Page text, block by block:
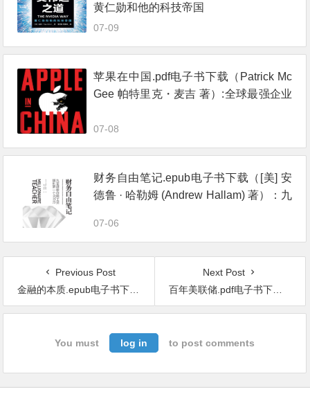
黄仁勋和他的科技帝国
07-09
苹果在中国.pdf电子书下载（Patrick Mc
Gee 帕特里克・麦吉 著）:全球最强企业
07-08
财务自由笔记.epub电子书下载（[美] 安
德鲁 · 哈勒姆 (Andrew Hallam) 著）：九
07-06
Previous Post
金融的本质.epub电子书下载（[美] 本 · 伯南克 (Ben S. Bernanke) 著）：伯南克四讲美联储
Next Post
百年美联储.pdf电子书下载：一个独立帝国的金融真相
You must log in to post comments